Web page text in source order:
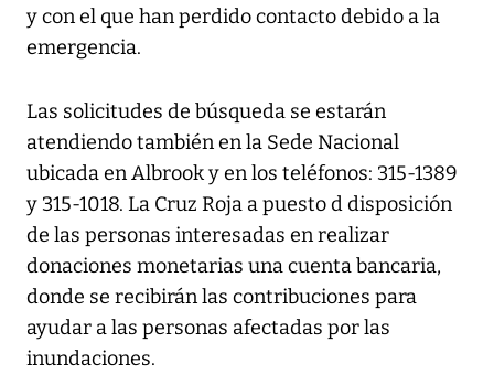
y con el que han perdido contacto debido a la
emergencia.
Las solicitudes de búsqueda se estarán
atendiendo también en la Sede Nacional
ubicada en Albrook y en los teléfonos: 315-1389
y 315-1018. La Cruz Roja a puesto d disposición
de las personas interesadas en realizar
donaciones monetarias una cuenta bancaria,
donde se recibirán las contribuciones para
ayudar a las personas afectadas por las
inundaciones.